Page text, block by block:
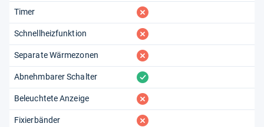
Timer fehlt
Schnellheizfunktion fehlt
Separate Wärmezonen fehlt
Abnehmbarer Schalter vorhanden
Beleuchtete Anzeige fehlt
Fixierbänder fehlt